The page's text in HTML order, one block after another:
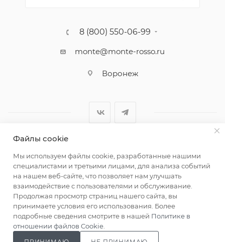
8 (800) 550-06-99
monte@monte-rosso.ru
Воронеж
женщин
Файлы cookie
Мы используем файлы cookie, разработанные нашими
специалистами и третьими лицами, для анализа событий
на нашем веб-сайте, что позволяет нам улучшать
взаимодействие с пользователями и обслуживание.
Продолжая просмотр страниц нашего сайта, вы
принимаете условия его использования. Более
подробные сведения смотрите в нашей Политике в
отношении файлов Cookie